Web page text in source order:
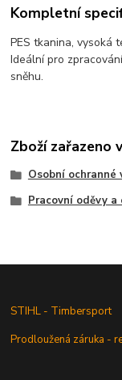
Kompletní
PES tkanina, vysoká
Ideální pro
sněhu.
Zboží zařazeno
Osobní ochranné
Pracovní oděvy a
STIHL - Timbersport
Prodloužená záruka -